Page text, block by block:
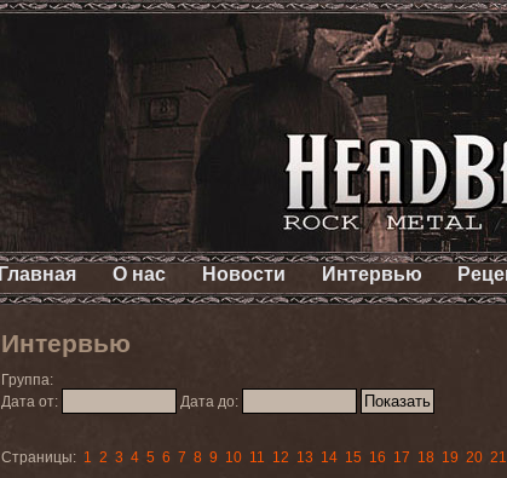
Главная О нас Новости Интервью
Интервью
Группа:
Дата от:
Дата до:
Страницы: 1 2 3 4 5 6 7 8 9 10 11 12 13 14 15 16 17 18 19 20 21